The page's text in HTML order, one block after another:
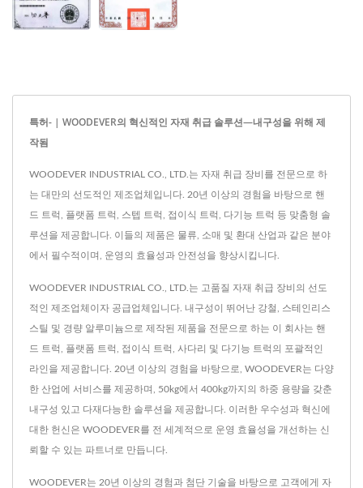
특허- | WOODEVER의 혁신적인 자재 취급 솔루션—내구성을 위해 제
작됨
WOODEVER INDUSTRIAL CO., LTD.는 자재 취급 장비를 전문으로 하
는 대만의 선도적인 제조업체입니다. 20년 이상의 경험을 바탕으로 핸
드 트럭, 플랫폼 트럭, 스텝 트럭, 접이식 트럭, 다기능 트럭 등 맞춤형 솔
루션을 제공합니다. 이들의 제품은 물류, 소매 및 환대 산업과 같은 분야
에서 필수적이며, 운영의 효율성과 안전성을 향상시킵니다.
WOODEVER INDUSTRIAL CO., LTD.는 고품질 자재 취급 장비의 선도
적인 제조업체이자 공급업체입니다. 내구성이 뛰어난 강철, 스테인리스
스틸 및 경량 알루미늄으로 제작된 제품을 전문으로 하는 이 회사는 핸
드 트럭, 플랫폼 트럭, 접이식 트럭, 사다리 및 다기능 트럭의 포괄적인
라인을 제공합니다. 20년 이상의 경험을 바탕으로, WOODEVER는 다양
한 산업에 서비스를 제공하며, 50kg에서 400kg까지의 하중 용량을 갖춘
내구성 있고 다재다능한 솔루션을 제공합니다. 이러한 우수성과 혁신에
대한 헌신은 WOODEVER를 전 세계적으로 운영 효율성을 개선하는 신
뢰할 수 있는 파트너로 만듭니다.
WOODEVER는 20년 이상의 경험과 첨단 기술을 바탕으로 고객에게 자